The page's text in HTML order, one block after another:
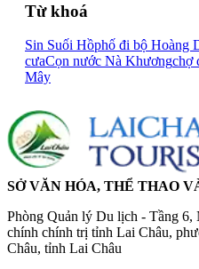
Từ khoá
Sin Suối Hồphố đi bộ Hoàng
cưaCọn nước Nà Khươngchợ
Mây
SỞ VĂN HÓA, THỂ THAO
Phòng Quản lý Du lịch - Tầng 6,
chính chính trị tỉnh Lai Châu,
Châu, tỉnh Lai Châu